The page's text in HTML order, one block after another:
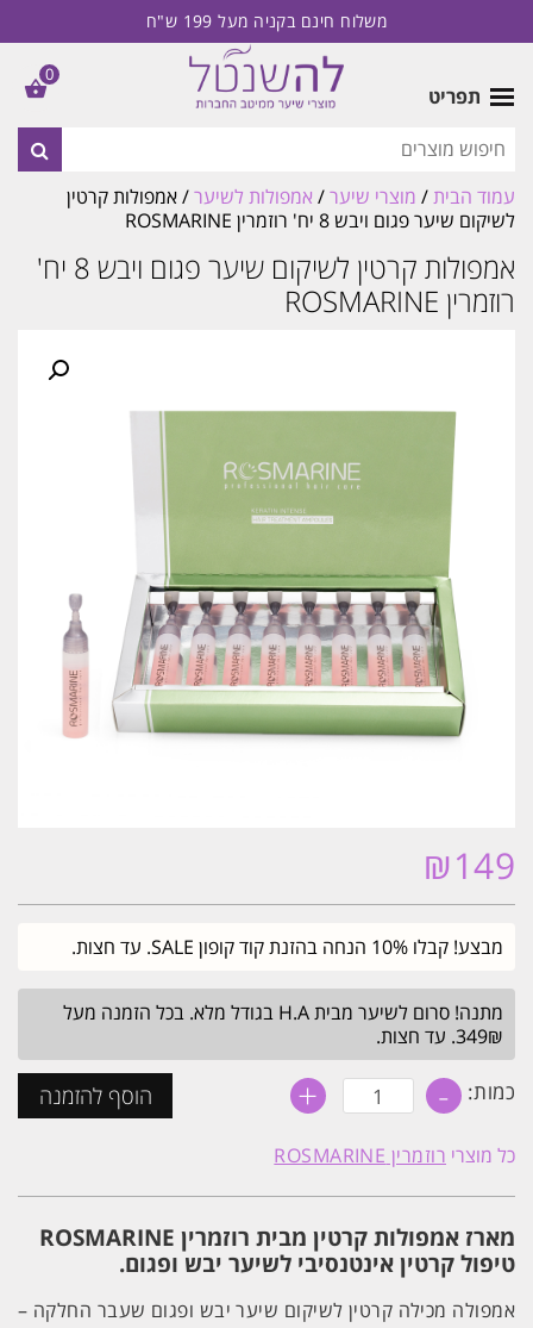
משלוח חינם בקניה מעל 199 ש"ח
תפריט
עמוד הבית/ מוצרי שיער/ אמפולות לשיער/ אמפולות קרטין
לשיקום שיער פגום ויבש 8 יח' רוזמרין ROSMARINE
אמפולות קרטין לשיקום שיער פגום ויבש 8 יח'
רוזמרין ROSMARINE
₪149
מבצע! קבלו 10% הנחה בהזנת קוד קופון SALE. עד חצות.
מתנה! סרום לשיער מבית H.A בגודל מלא. בכל הזמנה מעל
349₪. עד חצות.
כמות: - כמות
של
קרטין
לשיקום
פגום
8
יח'
רוזמרין
+ הוסף להזמנה
כל מוצרי רוזמרין ROSMARINE
מארז אמפולות קרטין מבית רוזמרין ROSMARINE
טיפול קרטין אינטנסיבי לשיער יבש ופגום.
אמפולה מכילה קרטין לשיקום שיער יבש ופגום שעבר החלקה –
0